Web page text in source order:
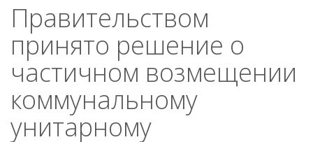
Правительством
принято решение о
частичном возмещении
коммунальному
унитарному